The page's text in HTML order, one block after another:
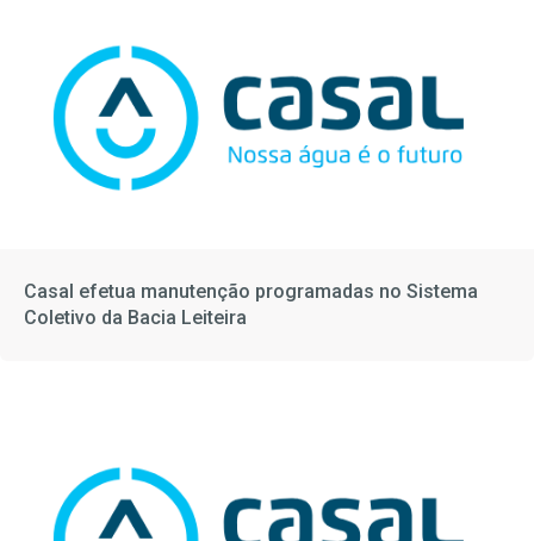
Casal efetua manutenção programadas no Sistema
Coletivo da Bacia Leiteira